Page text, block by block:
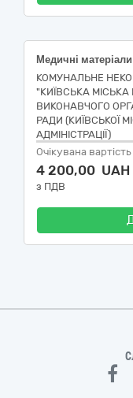
КОМУНАЛЬНЕ
"КИЇВСЬКА МІСЬКА
ВИКОНАВЧОГО
РАДИ (КИЇВСЬКОЇ
АДМІНІСТРАЦІЇ)
Очікувана вартість
4 200,00 UAH
з ПДВ